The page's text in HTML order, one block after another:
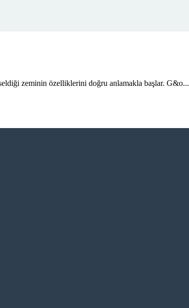
zeminin özelliklerini doğru anlamakla başlar. G&o...